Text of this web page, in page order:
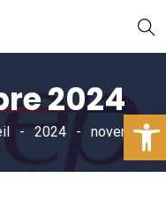
2024
2024 novembre